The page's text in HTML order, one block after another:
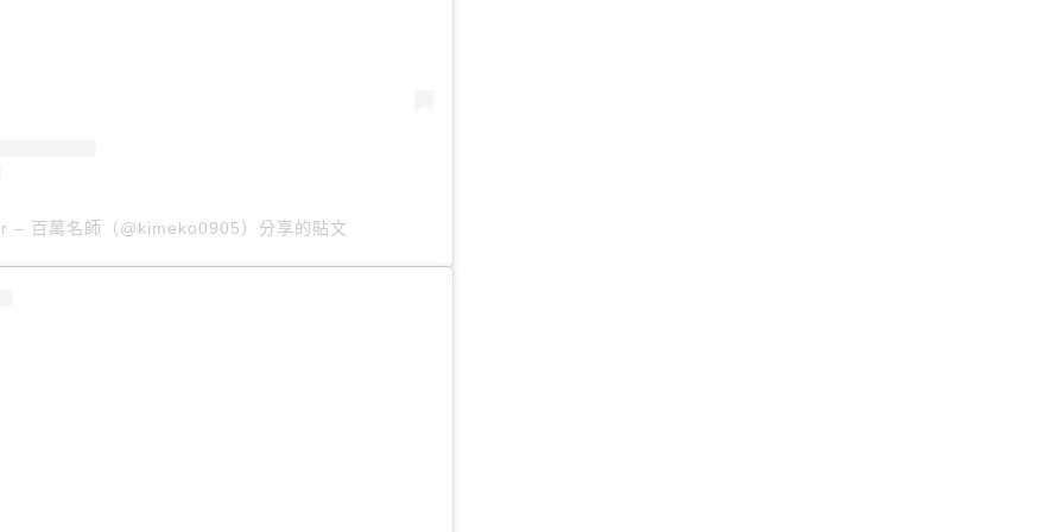
– 百萬名師（@kimeko0905）分享的貼文